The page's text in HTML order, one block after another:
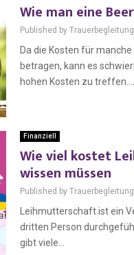
Wie man eine
Published by
Da die Kosten für
betragen, kann es
hohen Kosten zu treffen....
Finanziell
Wie viel kostet
wissen müssen
Published by
Leihmutterschaft ist ein
dritten Person
gibt viele...